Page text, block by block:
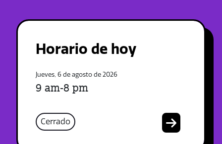
Horario de hoy
Jueves, 6 de agosto de 2026
9 am-8 pm
Cerrado